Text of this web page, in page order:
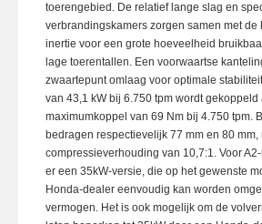
toerengebied. De relatief lange slag en
verbrandingskamers zorgen samen met de
inertie voor een grote hoeveelheid
lage toerentallen. Een voorwaartse
zwaartepunt omlaag voor optimale
van 43,1 kW bij 6.750 tpm wordt gekoppeld
maximumkoppel van 69 Nm bij 4.750 tpm.
bedragen respectievelijk 77 mm en 80 mm,
compressieverhouding van 10,7:1. Voor
er een 35kW-versie, die op het gewenste
Honda-dealer eenvoudig kan worden
vermogen. Het is ook mogelijk om de